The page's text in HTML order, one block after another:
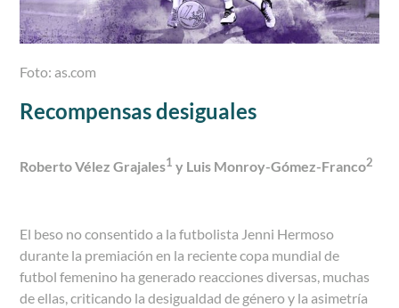
Foto: as.com
Recompensas desiguales
Roberto Vélez Grajales1 y Luis Monroy-Gómez-Franco2
El beso no consentido a la futbolista Jenni Hermoso
durante la premiación en la reciente copa mundial de
futbol femenino ha generado reacciones diversas, muchas
de ellas, criticando la desigualdad de género y la asimetría